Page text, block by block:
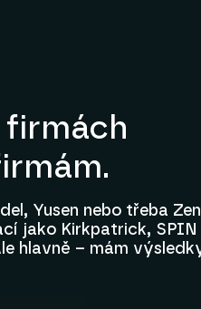
firmách
Yusen nebo třeba
jako Kirkpatrick, SPIN
hlavně – mám